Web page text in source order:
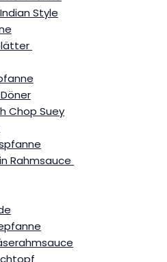
Style
Chop Suey
Rahmsauce